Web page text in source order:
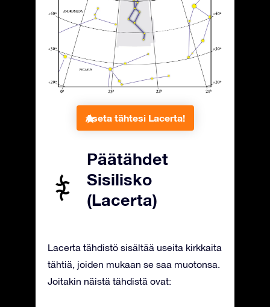
Aseta tähtesi Lacerta!
Päätähdet
Sisilisko
(Lacerta)
Lacerta tähdistö sisältää useita kirkkaita
tähtiä, joiden mukaan se saa muotonsa.
Joitakin näistä tähdistä ovat: